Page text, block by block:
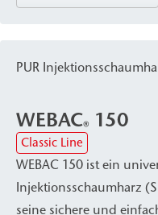
Wirkung des
bauschädliche Salze.
Wasser im Hoch- und
Denkmalschutz.
PUR
WEBAC® 150
Classic Line
WEBAC 150 ist ein
Injektionsschaumharz
seine sichere und